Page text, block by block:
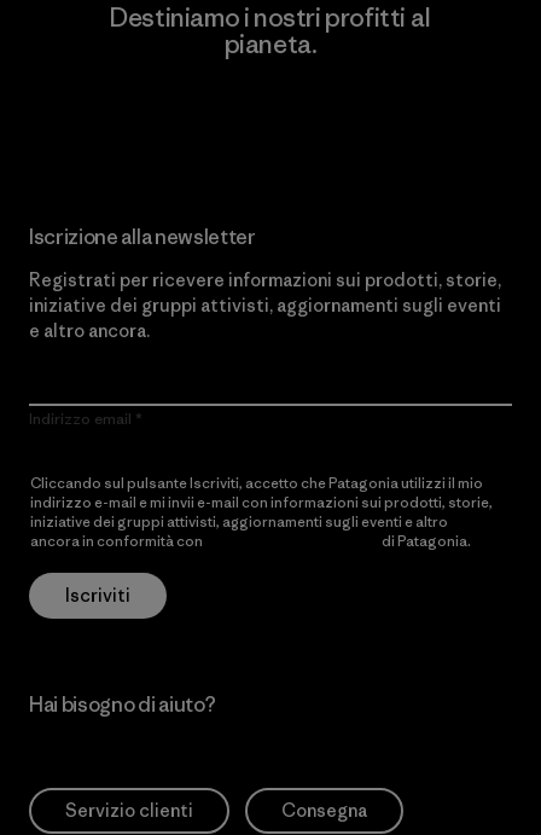
Destiniamo i nostri profitti al
pianeta.
Iscrizione alla newsletter
Registrati per ricevere informazioni sui prodotti, storie,
iniziative dei gruppi attivisti, aggiornamenti sugli eventi
e altro ancora.
Indirizzo email
Cliccando sul pulsante Iscriviti, accetto che Patagonia utilizzi il mio
indirizzo e-mail e mi invii e-mail con informazioni sui prodotti, storie,
iniziative dei gruppi attivisti, aggiornamenti sugli eventi e altro
ancora in conformità con
di Patagonia.
Iscriviti
Hai bisogno di aiuto?
Servizio clienti Consegna